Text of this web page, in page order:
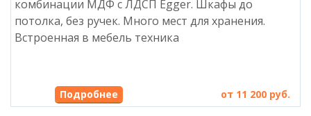
комбинации МДФ с ЛДСП Egger. Шкафы до
потолка, без ручек. Много мест для хранения.
Встроенная в мебель техника
Подробнее от 11 200 руб.